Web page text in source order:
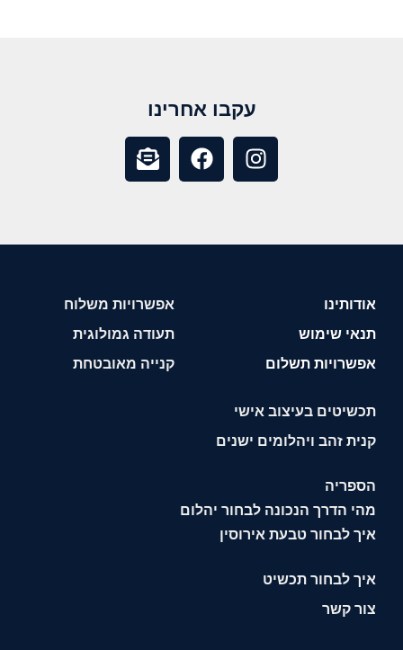
עקבו אחרינו
אודותינו
תנאי שימוש
אפשרויות תשלום
אפשרויות משלוח
תעודה גמולוגית
קנייה מאובטחת
תכשיטים בעיצוב אישי
קנית זהב ויהלומים ישנים
הספריה
מהי הדרך הנכונה לבחור יהלום
איך לבחור טבעת אירוסין
איך לבחור תכשיט
צור קשר